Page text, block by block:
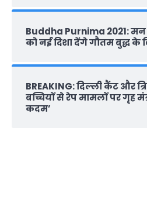
Buddha Purnima 2021:
को नई दिशा देंगे गौतम बुद्ध के
BREAKING: दिल्‍ली कैंट और
बच्चियों से रेप मामलों पर गृह
कदम’